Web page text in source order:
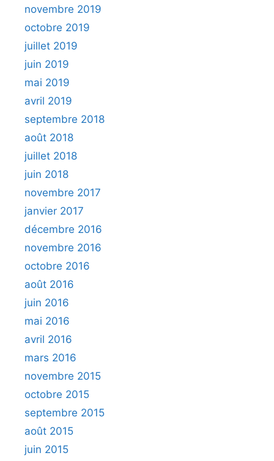
novembre 2019
octobre 2019
juillet 2019
juin 2019
mai 2019
avril 2019
septembre 2018
août 2018
juillet 2018
juin 2018
novembre 2017
janvier 2017
décembre 2016
novembre 2016
octobre 2016
août 2016
juin 2016
mai 2016
avril 2016
mars 2016
novembre 2015
octobre 2015
septembre 2015
août 2015
juin 2015